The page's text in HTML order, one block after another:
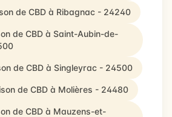
de CBD à Ribagnac - 24240
de CBD à Saint-Aubin-de-
de CBD à Singleyrac - 24500
de CBD à Molières - 24480
de CBD à Mauzens-et-